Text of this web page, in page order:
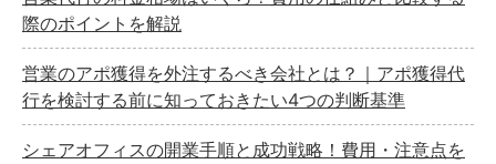
際のポイントを解説
営業のアポ獲得を外注するべき会社とは？｜アポ獲得代
行を検討する前に知っておきたい4つの判断基準
シェアオフィスの開業手順と成功戦略！費用・注意点を